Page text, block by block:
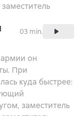
03 min.
он
При
куда быстрее:
заместитель